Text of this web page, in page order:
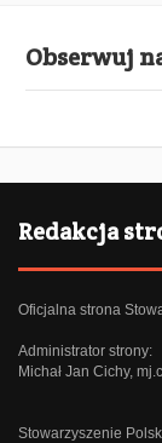
Obserwuj
Redakcja
Oficjalna strona
Administrator strony:
Michał Jan Cichy,
Stowarzyszenie